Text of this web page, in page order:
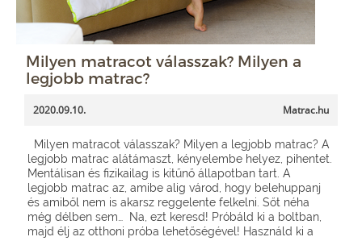
Milyen matracot válasszak? Milyen a
legjobb matrac?
2020.09.10. Matrac.hu
Milyen matracot válasszak? Milyen a legjobb matrac? A
legjobb matrac alátámaszt, kényelembe helyez, pihentet.
Mentálisan és fizikailag is kitűnő állapotban tart. A
legjobb matrac az, amibe alig várod, hogy belehuppanj
és amiből nem is akarsz reggelente felkelni. Sőt néha
még délben sem… Na, ezt keresd! Próbáld ki a boltban,
majd élj az otthoni próba lehetőségével! Használd ki a